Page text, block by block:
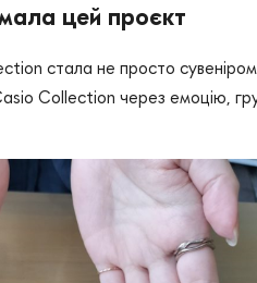
цей проєкт
стала не просто
Collection через емоцію,